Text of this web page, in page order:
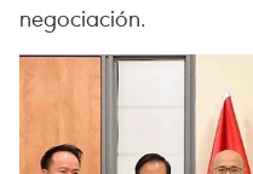
negociación.